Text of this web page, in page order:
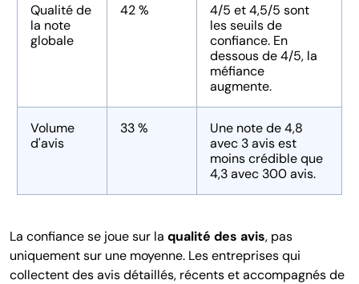
Qualité de
la note
globale
42 %
4/5 et 4,5/5 sont
les seuils de
confiance. En
dessous de 4/5, la
méfiance
augmente.
Volume
d'avis
33 %
Une note de 4,8
avec 3 avis est
moins crédible que
4,3 avec 300 avis.
La confiance se joue sur la qualité des avis, pas
uniquement sur une moyenne. Les entreprises qui
collectent des avis détaillés, récents et accompagnés de